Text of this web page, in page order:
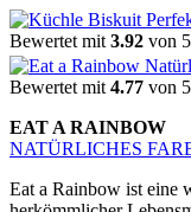
Bewertet mit 3.92 von 5
Bewertet mit 4.77 von 5
EAT A RAINBOW
NATÜRLICHES
Eat a Rainbow ist eine